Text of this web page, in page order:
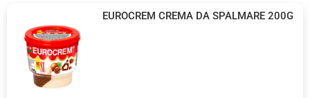
EUROCREM CREMA DA SPALMARE 200G